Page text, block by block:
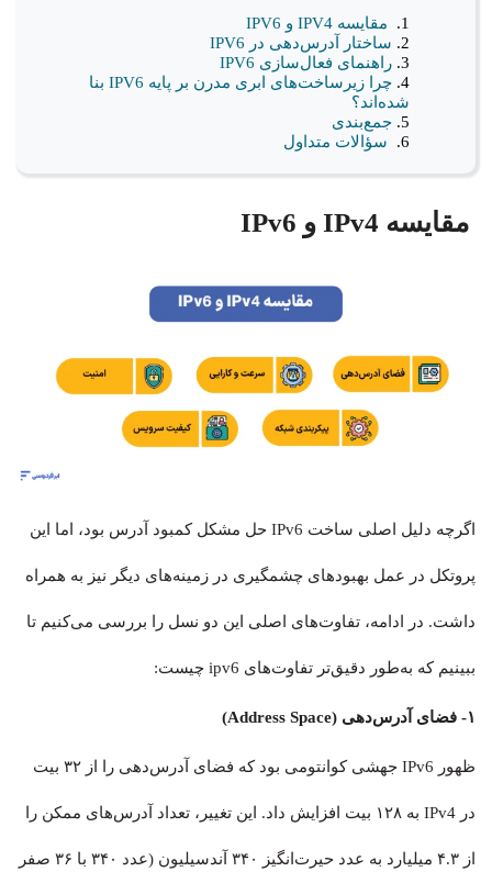
مقایسه IPV4 و IPV6
ساختار آدرس‌دهی در IPV6
راهنمای فعال‌سازی IPV6
چرا زیرساخت‌های ابری مدرن بر پایه IPV6 بنا
شده‌اند؟
جمع‌بندی
سؤالات متداول
مقایسه IPv4 و IPv6
اگرچه دلیل اصلی ساخت IPv6 حل مشکل کمبود آدرس بود، اما این
پروتکل در عمل بهبودهای چشمگیری در زمینه‌های دیگر نیز به همراه
داشت. در ادامه، تفاوت‌های اصلی این دو نسل را بررسی می‌کنیم تا
ببینیم که به‌طور دقیق‌تر تفاوت‌های ipv6 چیست:
۱- فضای آدرس‌دهی (Address Space)
ظهور IPv6 جهشی کوانتومی بود که فضای آدرس‌دهی را از ۳۲ بیت
در IPv4 به ۱۲۸ بیت افزایش داد. این تغییر، تعداد آدرس‌های ممکن را
از ۴.۳ میلیارد به عدد حیرت‌انگیز ۳۴۰ آندسیلیون (عدد ۳۴۰ با ۳۶ صفر